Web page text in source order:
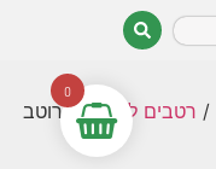
/ רטבים לבישול/ רוטב
0